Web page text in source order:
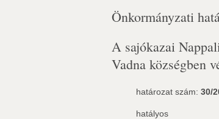
Önkormányzati
A sajókazai
Vadna községben
határozat szám: 30/
hatályos